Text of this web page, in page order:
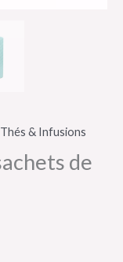
Thés & Infusions
de